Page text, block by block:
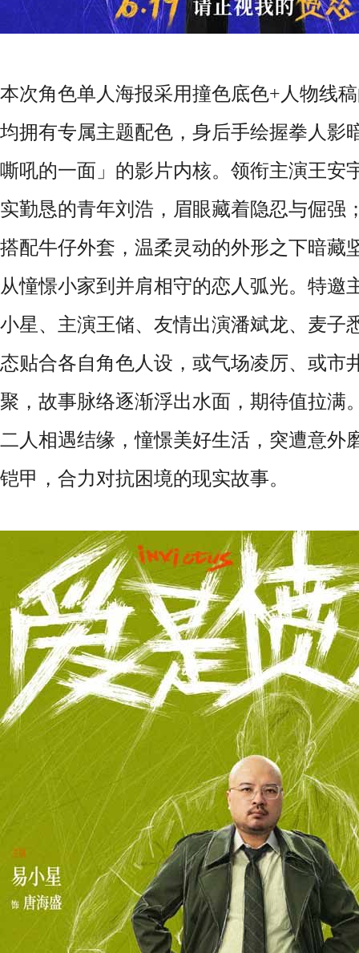
本次角色单人海报采用撞色底色+人物线
均拥有专属主题配色，身后手绘握拳人影
嘶吼的一面」的影片内核。领衔主演王安
实勤恳的青年刘浩，眉眼藏着隐忍与倔强
搭配牛仔外套，温柔灵动的外形之下暗藏
从憧憬小家到并肩相守的恋人弧光。特邀
小星、主演王储、友情出演潘斌龙、麦子
态贴合各自角色人设，或气场凌厉、或市
聚，故事脉络逐渐浮出水面，期待值拉满
二人相遇结缘，憧憬美好生活，突遭意外
铠甲，合力对抗困境的现实故事。